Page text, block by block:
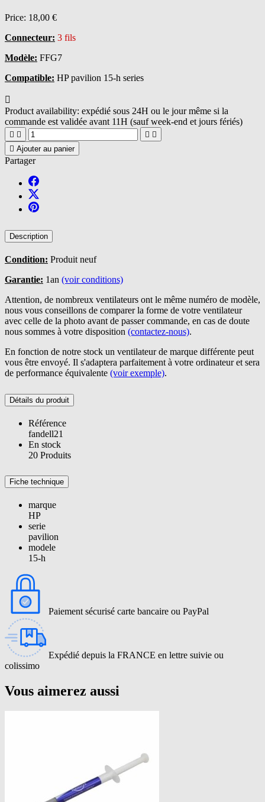
Price: 18,00 €
Connecteur: 3 fils
Modèle: FFG7
Compatible: HP pavilion 15-h series

Product availability: expédié sous 24H ou le jour même si la
commande est validée avant 11H (sauf week-end et jours fériés)
   
 Ajouter au panier
Partager
Description
Condition: Produit neuf
Garantie: 1an (voir conditions)
Attention, de nombreux ventilateurs ont le même numéro de modèle,
nous vous conseillons de comparer la forme de votre ventilateur
avec celle de la photo avant de passer commande, en cas de doute
nous sommes à votre disposition (contactez-nous).
En fonction de notre stock un ventilateur de marque différente peut
vous être envoyé. Il s'adaptera parfaitement à votre ordinateur et sera
de performance équivalente (voir exemple).
Détails du produit
Référence
fandell21
En stock
20 Produits
Fiche technique
marque
HP
serie
pavilion
modele
15-h
Paiement sécurisé carte bancaire ou PayPal
Expédié depuis la FRANCE en lettre suivie ou
colissimo
Vous aimerez aussi